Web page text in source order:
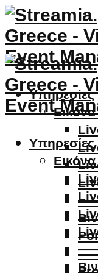
Υπηρεσίες
Υπηρεσίες